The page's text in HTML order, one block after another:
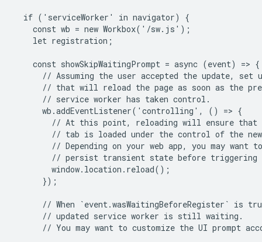
  if ('serviceWorker' in navigator) {
    const wb = new Workbox('/sw.js');
    let registration;
    const showSkipWaitingPrompt = async (event) => {
// Assuming the user accepted the update, set
// that will reload the page as soon as the
      // service worker has taken control.
      wb.addEventListener('controlling', () => {
// At this point, reloading will ensure that
// tab is loaded under the control of the
// Depending on your web app, you may want
// persist transient state before triggering
        window.location.reload();
      });
// When `event.wasWaitingBeforeRegister` is
      // updated service worker is still waiting.
// You may want to customize the UI prompt